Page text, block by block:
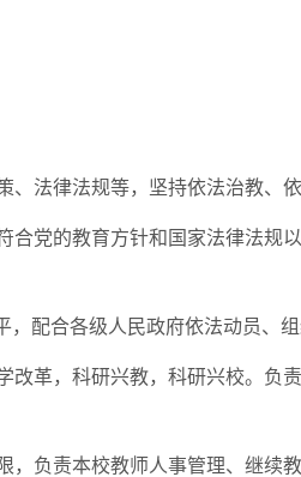
、法律法规等，坚持依法治教、
合党的教育方针和国家法律法规
，配合各级人民政府依法动员、
改革，科研兴教，科研兴校。负
负责本校教师人事管理、继续